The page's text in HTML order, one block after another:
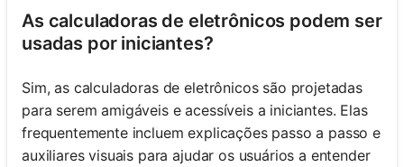
As calculadoras de eletrônicos podem ser
usadas por iniciantes?
Sim, as calculadoras de eletrônicos são projetadas
para serem amigáveis e acessíveis a iniciantes. Elas
frequentemente incluem explicações passo a passo e
auxiliares visuais para ajudar os usuários a entender